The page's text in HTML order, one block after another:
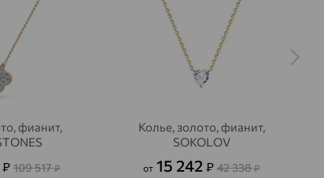
фианит,
₽ 109 517₽
Колье, золото, фианит,
SOKOLOV
от 15 242 ₽ 42 338₽